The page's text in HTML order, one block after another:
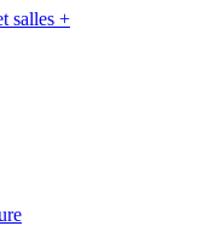
salles +